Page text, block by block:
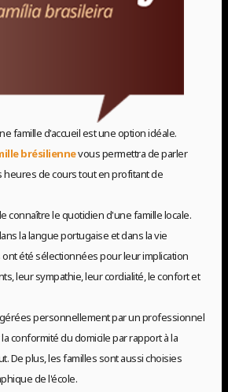
famille d'accueil est une option idéale.
brésiliennevous permettra de parler
de cours tout en profitant de
connaître le quotidien d'une famille locale.
la langue portugaise et dans la vie
été sélectionnées pour leur implication
leur sympathie, leur cordialité, le confort et
personnellement par un professionnel
conformité du domicile par rapport à la
De plus, les familles sont aussi choisies
de l'école.